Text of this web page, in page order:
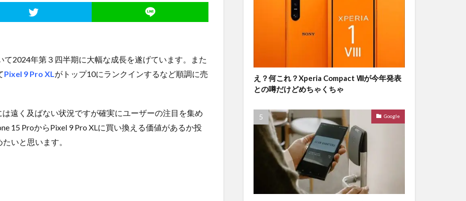
2024年第３四半期に大幅な成長を遂げています。また
Pixel 9 Pro XL がトップ10にランクインするなど順調に売
遠く及ばない状況ですが確実にユーザーの注目を集め
15 ProからPixel 9 Pro XLに買い換える価値があるか投
いと思います。
え？何これ？Xperia Compact Ⅷが今年発表
との噂だけどめちゃくちゃ
Google